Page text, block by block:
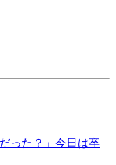
った？」今日は卒